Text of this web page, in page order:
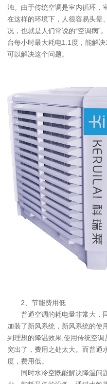
浊。由于传统空调是室内循环，
在这样的环境下，人很容易头晕
况，也就是人们常说的“空调病”
台每小时最大耗电1.1度，能解
可以解决这个问题。
2、节能费用低
普通空调的耗电量非常大，同
加装了新风系统，新风系统的使
到理想的降温效果;使用传统空
突出了，费用之处太大。而普通
度，费用低。
同时水冷空既能解决降温问